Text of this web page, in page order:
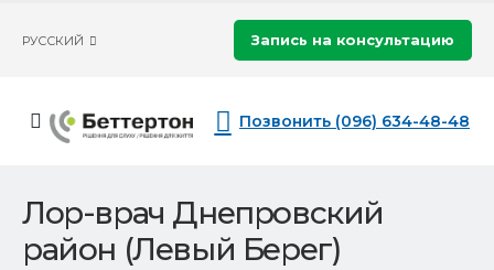
РУССКИЙ Запись на консультацию
Позвонить (096) 634-48-48
Лор-врач Днепровский
район (Левый Берег)